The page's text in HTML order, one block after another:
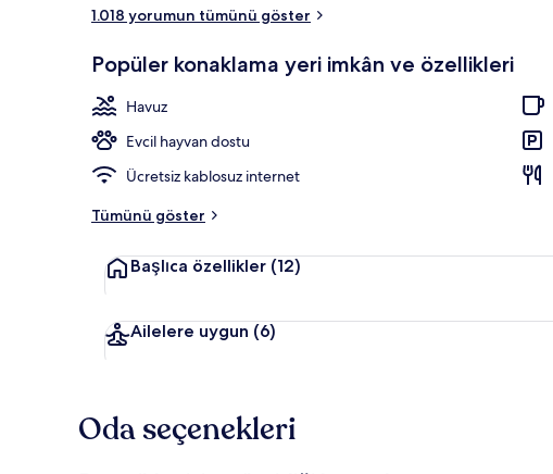
Teras/veranda
1.018 yorumun tümünü göster
Popüler konaklama yeri imkân ve özellikleri
Havuz
Evcil hayvan dostu
Ücretsiz kablosuz internet
Tümünü göster
Başlıca özellikler (12)
Ailelere uygun (6)
Oda seçenekleri